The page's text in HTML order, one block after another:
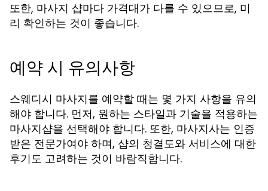
또한, 마사지 샵마다 가격대가 다를 수 있으므로, 미
리 확인하는 것이 좋습니다.
예약 시 유의사항
스웨디시 마사지를 예약할 때는 몇 가지 사항을 유의
해야 합니다. 먼저, 원하는 스타일과 기술을 적용하는
마사지샵을 선택해야 합니다. 또한, 마사지사는 인증
받은 전문가여야 하며, 샵의 청결도와 서비스에 대한
후기도 고려하는 것이 바람직합니다.